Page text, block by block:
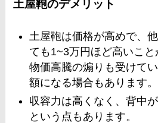
土屋鞄のデメリット
土屋鞄は価格が高めで、
ても1~3万円ほど高いこ
物価高騰の煽りも受けて
額になる場合もあります。
収容力は高くなく、背中
という点もあります​​。